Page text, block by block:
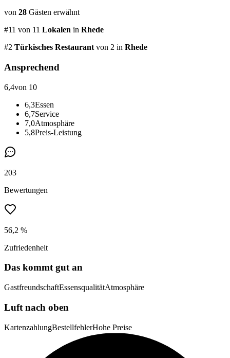
von 28 Gästen erwähnt
#11 von 11 Lokalen in Rhede
#2 Türkisches Restaurant von 2 in Rhede
Ansprechend
6,4von 10
6,3Essen
6,7Service
7,0Atmosphäre
5,8Preis-Leistung
203
Bewertungen
56,2 %
Zufriedenheit
Das kommt gut an
GastfreundschaftEssensqualitätAtmosphäre
Luft nach oben
KartenzahlungBestellfehlerHohe Preise